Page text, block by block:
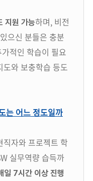
지원 가능하며, 비전
으신 분들은 충분
적인 학습이 필요
와 보충학습 등도
는 어느 정도일까
자와 프로젝트 학
실무역량 습득까
일 7시간 이상 진행